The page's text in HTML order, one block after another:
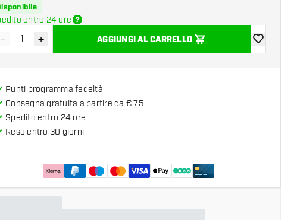
entro 24 ore
Diminuisci quantità
- Aumenta quantità
+ AGGIUNGI AL CARRELLO
aggiungi
Punti programma fedeltà
Consegna gratuita a partire da € 75
Spedito entro 24 ore
Reso entro 30 giorni